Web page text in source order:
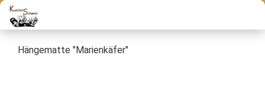
Hängematte "Marienkäfer"